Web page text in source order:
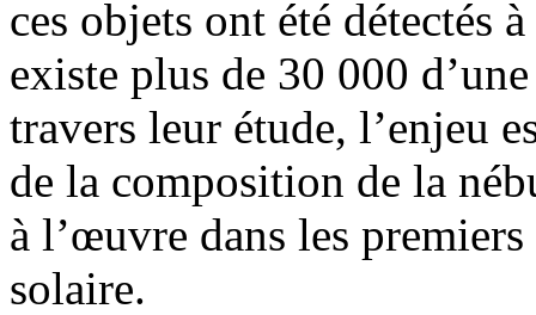
ces objets ont été détectés
existe plus de 30 000
travers leur étude, l’enjeu
de la composition de la
à l’œuvre dans les
solaire.